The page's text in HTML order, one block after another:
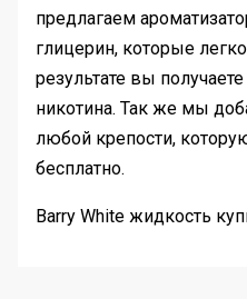
предлагаем
глицерин, которые
результате вы
никотина. Так же мы
любой крепости,
бесплатно.
Barry White жидкость